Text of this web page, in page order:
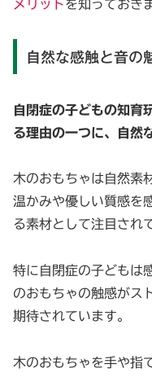
メリットを知っておき
自然な感触と音の
自閉症の子どもの知育
る理由の一つに、自然
木のおもちゃは自然素
温かみや優しい質感を
る素材として注目され
特に自閉症の子どもは
のおもちゃの触感がス
期待されています。
木のおもちゃを手や指